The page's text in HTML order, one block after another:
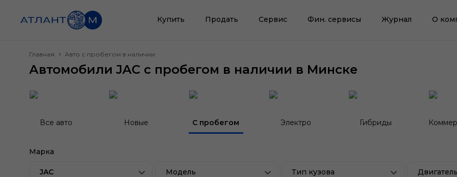
Купить Продать Сервис Фин. сервисы Журнал О
Главная Авто с пробегом в наличии
Автомобили JAC с пробегом в наличии в Минске
Все авто Новые С пробегом Электро Гибриды
Марка
JAC Модель Тип кузова Двигатель